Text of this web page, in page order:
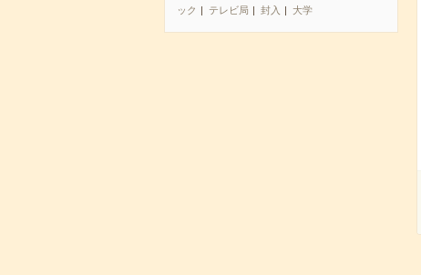
ック
テレビ局 封入 大学